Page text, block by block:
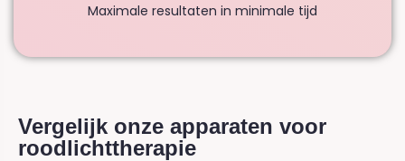
Maximale resultaten in minimale tijd
Vergelijk onze apparaten voor
roodlichttherapie